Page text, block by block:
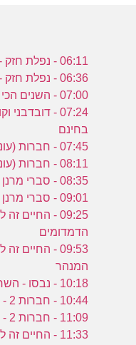
06:11 - נפלת חזק - 4. מסיבת רווקים
06:36 - נפלת חזק - 5. חינה
07:00 - השנים הכי יפות - 2. סיפור אהבה פולני
בחינם
07:45 - חברות (עונה 1) - 11. לכי לישון!
08:11 - חברות (עונה 1) - 12. חתונה בלי חתן
08:35 - סברי מרנן 6 - פרוצדורה
09:01 - סברי מרנן - 1. הבייביסיטר הגדול
הדמדומים
המנהר
10:18 - נבסו - השחייה
10:44 - חברות 2 - 1. ארז חולה
11:09 - חברות 2 - 2. הימים הנוראים